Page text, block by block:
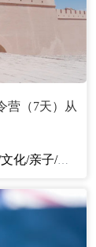
营（7天）从
/亲子/自然